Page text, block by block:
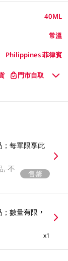
40ML
常溫
Philippines 菲律賓
門市自取
每單限享此
, 不
售罄
數量有限，
x1